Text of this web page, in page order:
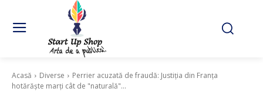
Acasă Diverse
Perrier acuzată de fraudă: Justiția din Franța
hotărăște marți cât de "naturală"...